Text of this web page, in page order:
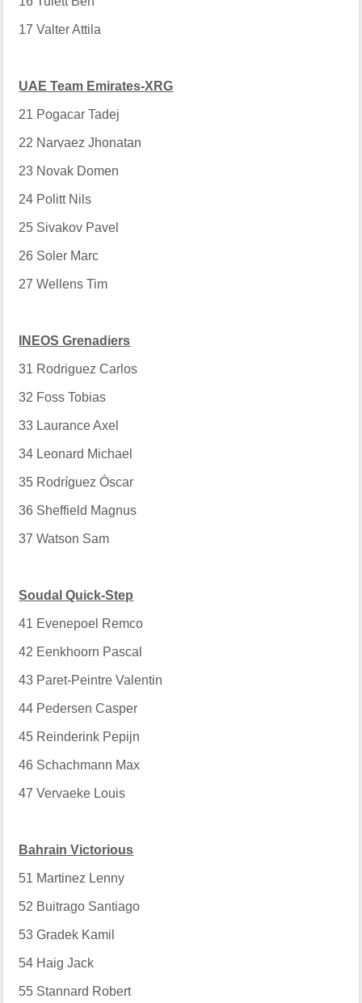
17 Valter Attila
UAE Team Emirates-XRG
21 Pogacar Tadej
22 Narvaez Jhonatan
23 Novak Domen
24 Politt Nils
25 Sivakov Pavel
26 Soler Marc
27 Wellens Tim
INEOS Grenadiers
31 Rodriguez Carlos
32 Foss Tobias
33 Laurance Axel
34 Leonard Michael
35 Rodríguez Óscar
36 Sheffield Magnus
37 Watson Sam
Soudal Quick-Step
41 Evenepoel Remco
42 Eenkhoorn Pascal
43 Paret-Peintre Valentin
44 Pedersen Casper
45 Reinderink Pepijn
46 Schachmann Max
47 Vervaeke Louis
Bahrain Victorious
51 Martinez Lenny
52 Buitrago Santiago
53 Gradek Kamil
54 Haig Jack
55 Stannard Robert